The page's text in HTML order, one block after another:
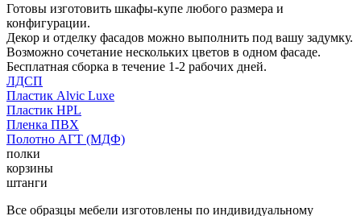
Готовы изготовить шкафы-купе любого размера и
конфигурации.
Декор и отделку фасадов можно выполнить под вашу задумку.
Возможно сочетание нескольких цветов в одном фасаде.
Бесплатная сборка в течение 1-2 рабочих дней.
ЛДСП
Пластик Alvic Luxe
Пластик HPL
Пленка ПВХ
Полотно АГТ (МДФ)
полки
корзины
штанги
Все образцы мебели изготовлены по индивидуальному